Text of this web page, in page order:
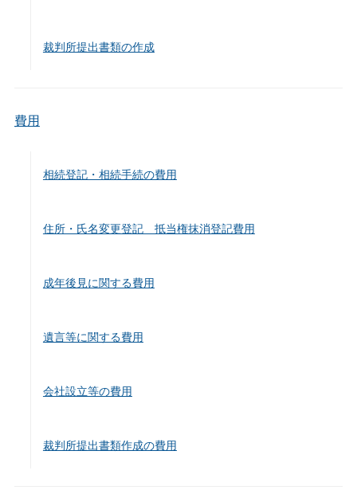
裁判所提出書類の作成
費用
相続登記・相続手続の費用
住所・氏名変更登記 抵当権抹消登記費用
成年後見に関する費用
遺言等に関する費用
会社設立等の費用
裁判所提出書類作成の費用